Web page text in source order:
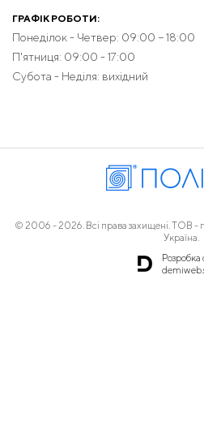
ГРАФІК РОБОТИ:
Понеділок - Четвер: 09:00 − 18:00
П'ятниця: 09:00 - 17:00
Субота - Неділя: вихідний
© 2006 - 2026. Всі права захищені. ТОВ -
Україна.
Розробка